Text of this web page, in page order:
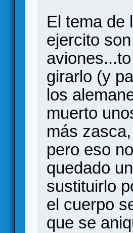
El tema de
ejercito
girarlo (y
los
muerto
más
pero eso
quedado
sustituirlo
el cuerpo
que se